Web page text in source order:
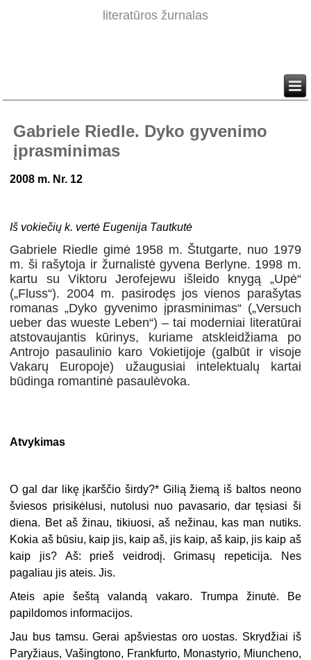
literatūros žurnalas
Gabriele Riedle. Dyko gyvenimo
įprasminimas
2008 m. Nr. 12
Iš vokiečių k. vertė Eugenija Tautkutė
Gabriele Riedle gimė 1958 m. Štutgarte, nuo 1979
m. ši rašytoja ir žurnalistė gyvena Berlyne. 1998 m.
kartu su Viktoru Jerofejewu išleido knygą „Upė“
(„Fluss“). 2004 m. pasirodęs jos vienos parašytas
romanas „Dyko gyvenimo įprasminimas“ („Versuch
ueber das wueste Leben“) – tai moderniai literatūrai
atstovaujantis kūrinys, kuriame atskleidžiama po
Antrojo pasaulinio karo Vokietijoje (galbūt ir visoje
Vakarų Europoje) užaugusiai intelektualų kartai
būdinga romantinė pasaulėvoka.
Atvykimas
O gal dar likę įkarščio širdy?* Gilią žiemą iš baltos neono
šviesos prisikėlusi, nutolusi nuo pavasario, dar tęsiasi ši
diena. Bet aš žinau, tikiuosi, aš nežinau, kas man nutiks.
Kokia aš būsiu, kaip jis, kaip aš, jis kaip, aš kaip, jis kaip aš
kaip jis? Aš: prieš veidrodį. Grimasų repeticija. Nes
pagaliau jis ateis. Jis.
Ateis apie šeštą valandą vakaro. Trumpa žinutė. Be
papildomos informacijos.
Jau bus tamsu. Gerai apšviestas oro uostas. Skrydžiai iš
Paryžiaus, Vašingtono, Frankfurto, Monastyrio, Miuncheno,